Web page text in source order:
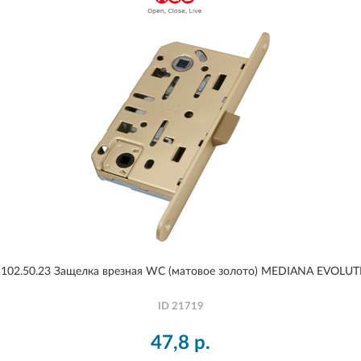
Защелка врезная WC (матовое золото) MEDIANA
ID 21719
47,8 р.